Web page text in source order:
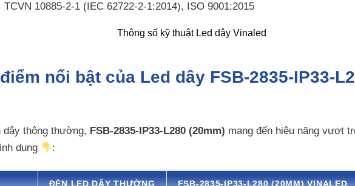
TCVN 10885-2-1 (IEC 62722-2-1:2014), ISO 9001:2015
nổi bật của Led dây FSB-2835-IP33-
thông thường, FSB-2835-IP33-L280 (20mm) mang đến hiệu năng vượt
dung
:
ĐÈN LED DÂY THƯỜNG FSB-2835-IP33-L280 (20MM) VINALED